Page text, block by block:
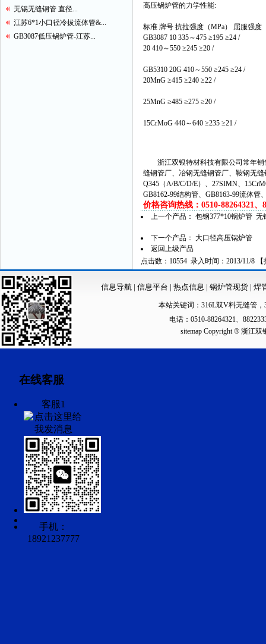
无锡无缝钢管 直径...
江苏6*1小口径冷拔流体管&...
GB3087低压锅炉管-江苏...
高压锅炉管的力学性能:
标准 牌号 抗拉强度（MPa） 屈服强
GB3087 10 335～475 ≥195 ≥24 /
20 410～550 ≥245 ≥20 /
GB5310 20G 410～550 ≥245 ≥24 /
20MnG ≥415 ≥240 ≥22 /
25MnG ≥485 ≥275 ≥20 /
15CrMoG 440～640 ≥235 ≥21 /
浙江双银特材科技有限公司常年销
缝钢管厂、冶钢无缝钢管厂、鞍钢无
Q345（A/B/C/D/E）、27SIMN、
GB8162-99结构管、GB8163-99流体
价格咨询热线：0510-88264321、
上一个产品： 包钢377*10锅炉管 无
下一个产品： 大口径高压锅炉管
返回上级产品
点击数：10554 录入时间：2013/11/8 【
信息导航| 信息平台 | 热点信息 | 锅炉管现货 | 焊
本站关键词： 316L双V料无缝管 ，
电话：0510-88264321、
sitemapCopyright ® 浙江双
在线客服
客服1
手机：
18921237777